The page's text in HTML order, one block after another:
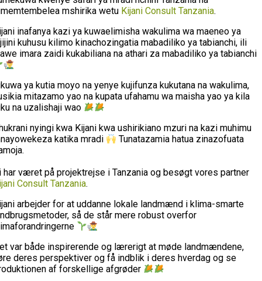
mshirika wetu Kijani Consult Tanzania.
inafanya kazi ya kuwaelimisha wakulima wa maeneo ya
kuhusu kilimo kinachozingatia mabadiliko ya tabianchi, ili
imara zaidi kukabiliana na athari za mabadiliko ya tabianchi
ya kutia moyo na yenye kujifunza kukutana na wakulima,
mitazamo yao na kupata ufahamu wa maisha yao ya kila
na uzalishaji wao
nyingi kwa Kijani kwa ushirikiano mzuri na kazi muhimu
katika mradi
Tunatazamia hatua zinazofuata
har været på projektrejse i Tanzania og besøgt vores partner
Consult Tanzania.
arbejder for at uddanne lokale landmænd i klima-smarte
så de står mere robust overfor
var både inspirerende og lærerigt at møde landmændene,
deres perspektiver og få indblik i deres hverdag og se
af forskellige afgrøder